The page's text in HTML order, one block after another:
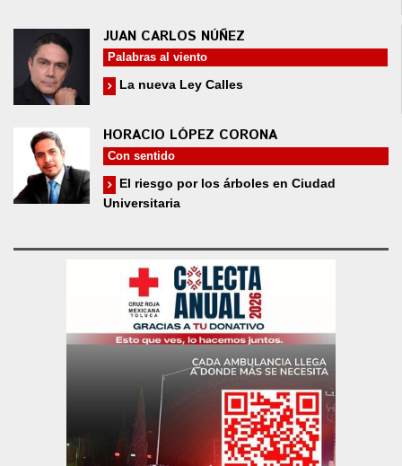
JUAN CARLOS NÚÑEZ
Palabras al viento
La nueva Ley Calles
HORACIO LÓPEZ CORONA
Con sentido
El riesgo por los árboles en Ciudad
Universitaria